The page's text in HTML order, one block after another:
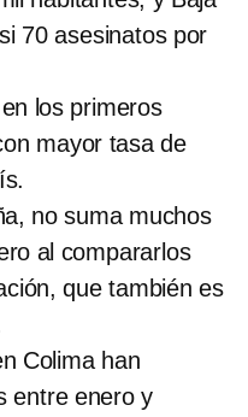
70 asesinatos por
los primeros
mayor tasa de
no suma muchos
al compararlos
que también es
Colima han
entre enero y